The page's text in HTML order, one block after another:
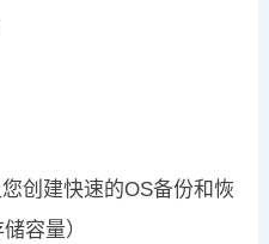
创建快速的OS备份和恢
容量）